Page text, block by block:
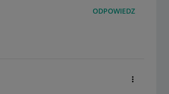
ODPOWIEDZ